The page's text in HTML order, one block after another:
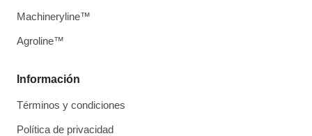
Información
Términos y condiciones
Política de privacidad
Machineryline™
Agroline™